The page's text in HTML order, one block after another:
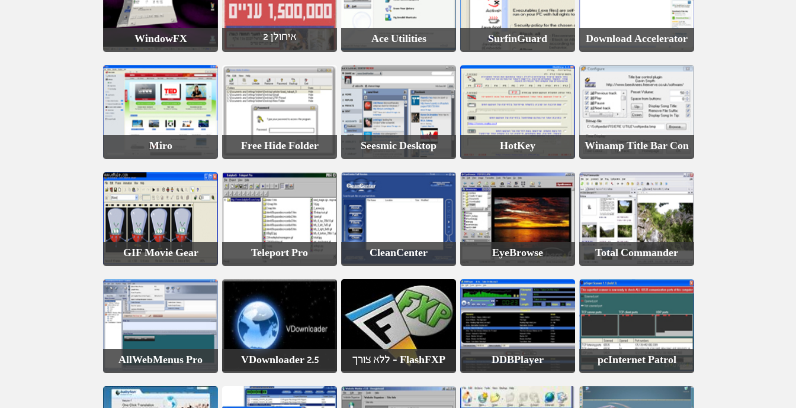
Download Accelerator
SurfinGuard
Ace Utilities איחולן 2 WindowFX
Winamp Title Bar Con
HotKey
Seesmic Desktop
Free Hide Folder
Miro
Total Commander
EyeBrowse
CleanCenter
Teleport Pro
GIF Movie Gear
pcInternet Patrol
DDBPlayer FlashFXP - ללא צורך VDownloader 2.5
AllWebMenus Pro